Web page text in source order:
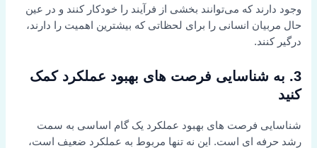
وجود دارند که می‌توانند بخشی از فرآیند را خودکار کنند و در عین
حال مربیان انسانی را برای لحظاتی که بیشترین اهمیت را دارند،
درگیر کنند.
3. به شناسایی فرصت های بهبود عملکرد کمک
کنید
شناسایی فرصت های بهبود عملکرد یک گام اساسی به سمت
رشد حرفه ای است. این نه تنها مربوط به عملکرد ضعیف است،